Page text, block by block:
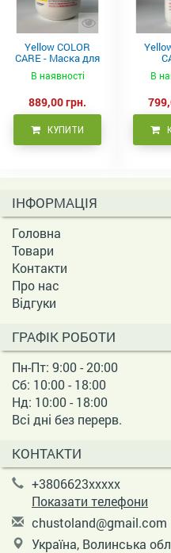
Yellow COLOR
CARE - Маска для
фарбованого
волосся, 500 мл
В наявності
889,00 грн.
КУПИТИ
В
ІНФОРМАЦІЯ
Головна
Товари
Контакти
Про нас
Відгуки
ГРАФІК РОБОТИ
Пн-Пт: 9:00 - 20:00
Сб: 10:00 - 18:00
Нд: 10:00 - 18:00
Всі дні без перерв.
КОНТАКТИ
+3806623xxxxx
Показати телефони
chustoland@gmail.com
Україна, Волинська